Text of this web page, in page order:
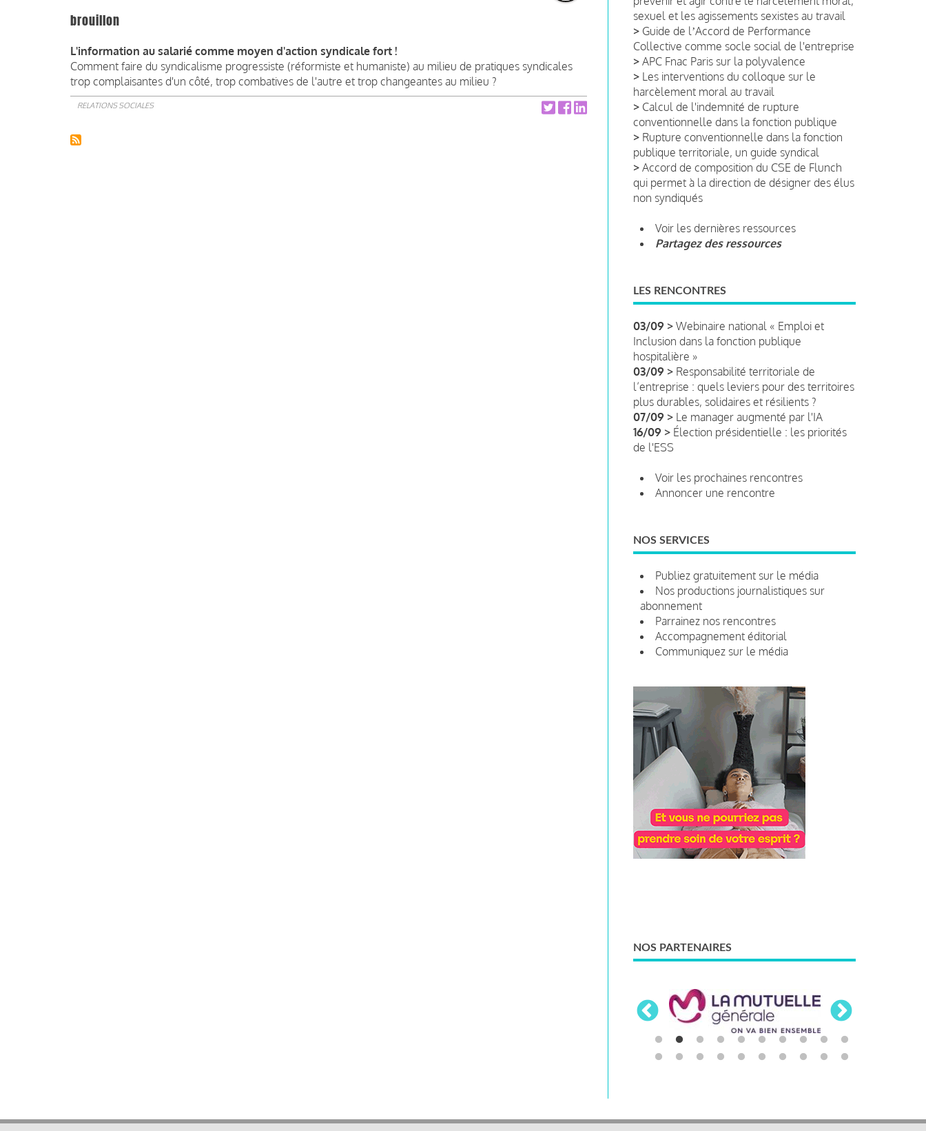
brouillon
L'information au salarié comme moyen d'action syndicale fort !
Comment faire du syndicalisme progressiste (réformiste et humaniste) au milieu de pratiques syndicales
trop complaisantes d'un côté, trop combatives de l'autre et trop changeantes au milieu ?
RELATIONS SOCIALES
sexuel et les agissements sexistes au travail
> Guide de lʼAccord de Performance
Collective comme socle social de l'entreprise
> APC Fnac Paris sur la polyvalence
> Les interventions du colloque sur le
harcèlement moral au travail
> Calcul de l'indemnité de rupture
conventionnelle dans la fonction publique
> Rupture conventionnelle dans la fonction
publique territoriale, un guide syndical
> Accord de composition du CSE de Flunch
qui permet à la direction de désigner des élus
non syndiqués
Voir les dernières ressources
Partagez des ressources
LES RENCONTRES
03/09 > Webinaire national « Emploi et
Inclusion dans la fonction publique
hospitalière »
03/09 > Responsabilité territoriale de
l’entreprise : quels leviers pour des territoires
plus durables, solidaires et résilients ?
07/09 > Le manager augmenté par l'IA
16/09 > Élection présidentielle : les priorités
de l'ESS
Voir les prochaines rencontres
Annoncer une rencontre
NOS SERVICES
Publiez gratuitement sur le média
Nos productions journalistiques sur
abonnement
Parrainez nos rencontres
Accompagnement éditorial
Communiquez sur le média
NOS PARTENAIRES